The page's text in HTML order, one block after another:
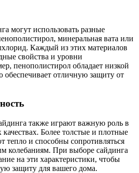
могут использовать разные
минеральная вата или
Каждый из этих материалов
свойства и уровни
пенополистирол обладает низкой
обеспечивает отличную защиту от
также играют важную роль в
Более толстые и плотные
тепло и способны сопротивляться
колебаниям. При выборе сайдинга
на эти характеристики, чтобы
защиту для вашего дома.